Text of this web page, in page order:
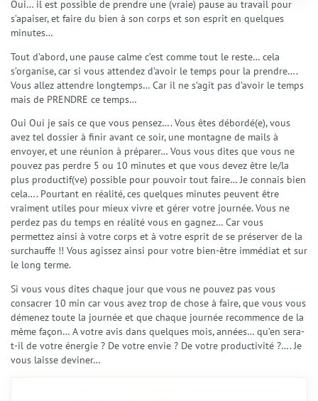
Oui… il est possible de prendre une (vraie) pause au travail pour
s’apaiser, et faire du bien à son corps et son esprit en quelques
minutes…
Tout d’abord, une pause calme c’est comme tout le reste… cela
s’organise, car si vous attendez d’avoir le temps pour la prendre….
Vous allez attendre longtemps… Car il ne s’agit pas d’avoir le temps
mais de PRENDRE ce temps…
Oui Oui je sais ce que vous pensez…. Vous êtes débordé(e), vous
avez tel dossier à finir avant ce soir, une montagne de mails à
envoyer, et une réunion à préparer… Vous vous dites que vous ne
pouvez pas perdre 5 ou 10 minutes et que vous devez être le/la
plus productif(ve) possible pour pouvoir tout faire… Je connais bien
cela…. Pourtant en réalité, ces quelques minutes peuvent être
vraiment utiles pour mieux vivre et gérer votre journée. Vous ne
perdez pas du temps en réalité vous en gagnez… Car vous
permettez ainsi à votre corps et à votre esprit de se préserver de la
surchauffe !! Vous agissez ainsi pour votre bien-être immédiat et sur
le long terme.
Si vous vous dites chaque jour que vous ne pouvez pas vous
consacrer 10 min car vous avez trop de chose à faire, que vous vous
démenez toute la journée et que chaque journée recommence de la
même façon… A votre avis dans quelques mois, années… qu’en sera-
t-il de votre énergie ? De votre envie ? De votre productivité ?…. Je
vous laisse deviner…